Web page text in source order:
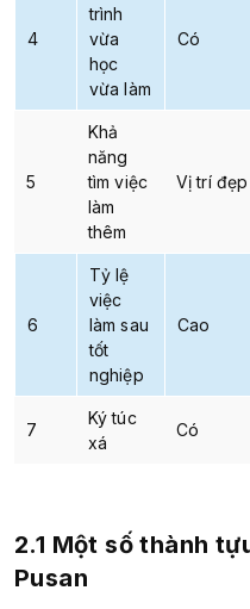
4
trình
vừa
học
vừa làm
Có
5
Khả
năng
tìm việc
làm
thêm
Vị trí
6
Tỷ lệ
việc
làm sau
tốt
nghiệp
Cao
7
Ký túc
xá
Có
2.1 Một số thành
Pusan